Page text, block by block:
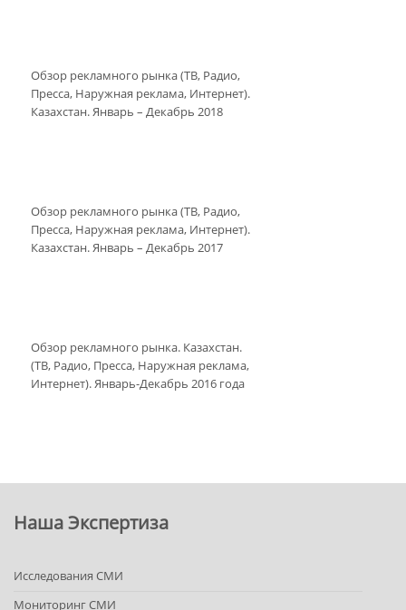
Обзор рекламного рынка (ТВ, Радио,
Пресса, Наружная реклама, Интернет).
Казахстан. Январь – Декабрь 2018
Обзор рекламного рынка (ТВ, Радио,
Пресса, Наружная реклама, Интернет).
Казахстан. Январь – Декабрь 2017
Обзор рекламного рынка. Казахстан.
(ТВ, Радио, Пресса, Наружная реклама,
Интернет). Январь-Декабрь 2016 года
Наша Экспертиза
Исследования СМИ
Мониторинг СМИ